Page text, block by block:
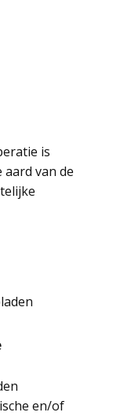
is
van de
en/of